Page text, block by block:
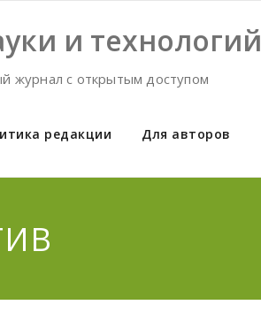
и технологий
журнал с открытым доступом
редакции Для авторов